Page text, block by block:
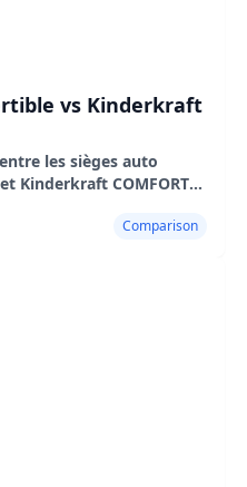
vs Kinderkraft
les sièges auto
Kinderkraft COMFORT
Comparison